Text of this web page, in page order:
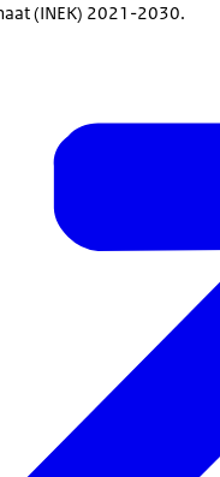
(INEK) 2021-2030.